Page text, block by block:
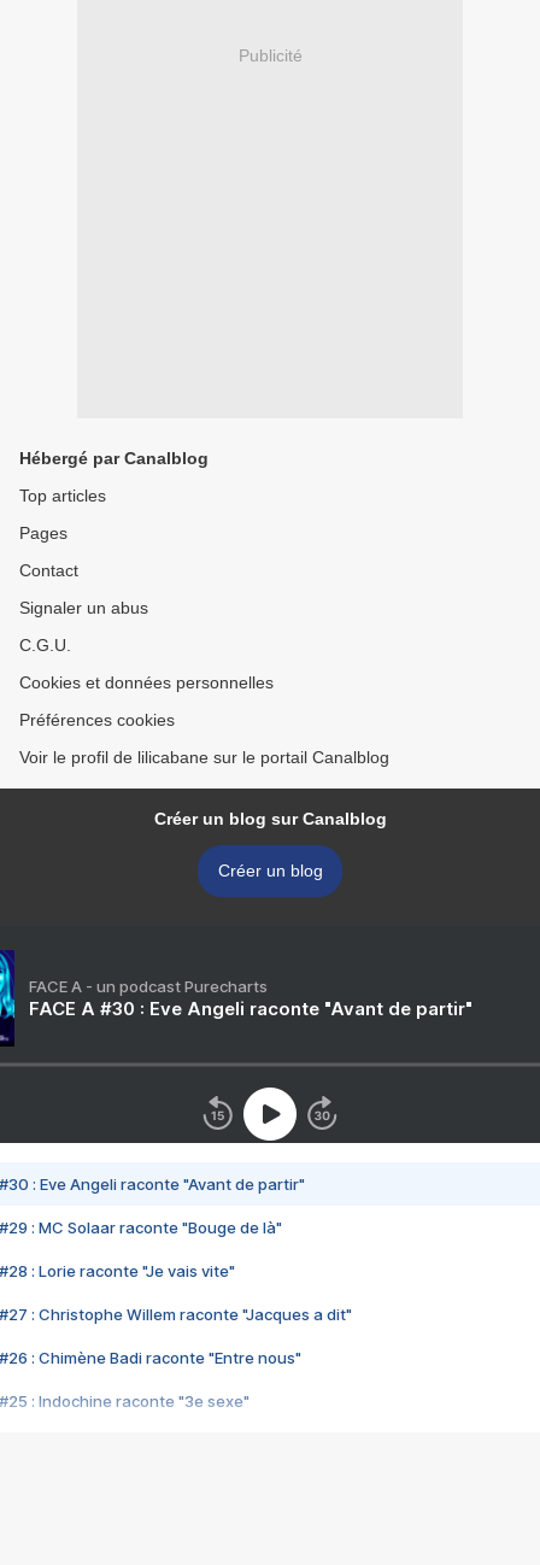
Publicité
Hébergé par Canalblog
Top articles
Pages
Contact
Signaler un abus
C.G.U.
Cookies et données personnelles
Préférences cookies
Voir le profil de lilicabane sur le portail Canalblog
Créer un blog sur Canalblog
Créer un blog
FACE A - un podcast Purecharts
FACE A #30 : Eve Angeli raconte "Avant de partir"
#30 : Eve Angeli raconte "Avant de partir"
#29 : MC Solaar raconte "Bouge de là"
#28 : Lorie raconte "Je vais vite"
#27 : Christophe Willem raconte "Jacques a dit"
#26 : Chimène Badi raconte "Entre nous"
#25 : Indochine raconte "3e sexe"